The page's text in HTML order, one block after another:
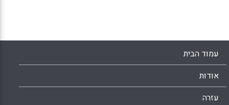
בביקורת שמותחים הספקנים לגבי קיומה של
התחממות גלובלית, וגורסים כי במקום להתמקד
במניעים הפנימיים של הספקנים, מוטב להשיב
עמוד הבית
אודות
עזרה